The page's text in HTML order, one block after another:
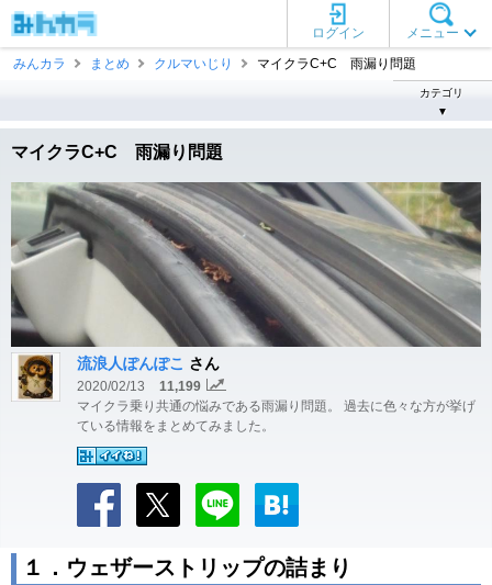
メニュー
ログイン
みんカラ
まとめ クルマいじり マイクラC+C 雨漏り問題
カテゴリ
▼
マイクラC+C 雨漏り問題
流浪人ぽんぽこ さん
2020/02/13
11,199
マイクラ乗り共通の悩みである雨漏り問題。 過去に色々な方が挙げ
ている情報をまとめてみました。
１．ウェザーストリップの詰まり